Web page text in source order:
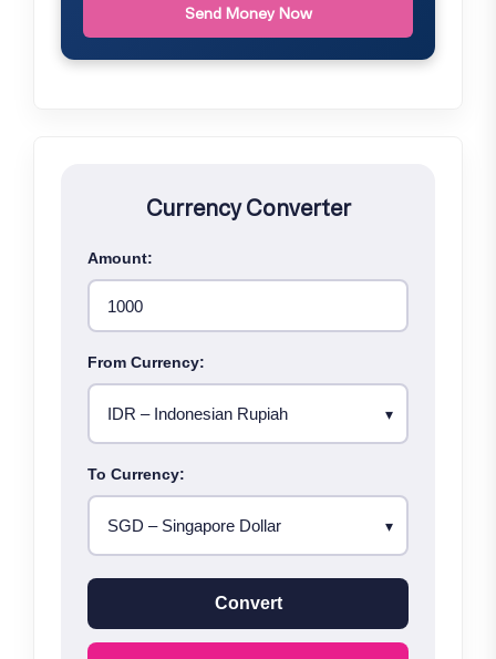
Send Money Now
Currency Converter
Amount:
From Currency:
To Currency:
Convert